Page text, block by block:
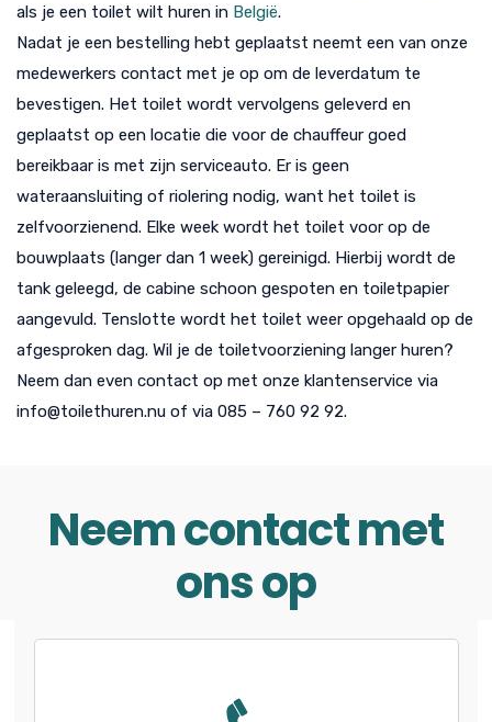
als je een toilet wilt huren in België.
Nadat je een bestelling hebt geplaatst neemt een van onze
medewerkers contact met je op om de leverdatum te
bevestigen. Het toilet wordt vervolgens geleverd en
geplaatst op een locatie die voor de chauffeur goed
bereikbaar is met zijn serviceauto. Er is geen
wateraansluiting of riolering nodig, want het toilet is
zelfvoorzienend. Elke week wordt het toilet voor op de
bouwplaats (langer dan 1 week) gereinigd. Hierbij wordt de
tank geleegd, de cabine schoon gespoten en toiletpapier
aangevuld. Tenslotte wordt het toilet weer opgehaald op de
afgesproken dag. Wil je de toiletvoorziening langer huren?
Neem dan even contact op met onze klantenservice via
info@toilethuren.nu of via 085 – 760 92 92.
Neem contact met
ons op